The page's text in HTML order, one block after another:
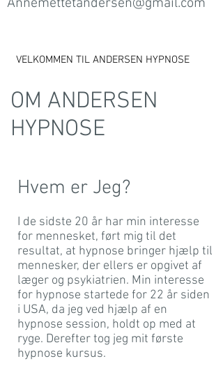
Annemettetandersen@gmail.com
VELKOMMEN TIL ANDERSEN HYPNOSE
OM ANDERSEN
HYPNOSE
Hvem er Jeg?
I de sidste 20 år har min interesse
for mennesket, ført mig til det
resultat, at hypnose bringer hjælp til
mennesker, der ellers er opgivet af
læger og psykiatrien. Min interesse
for hypnose startede for 22 år siden
i USA, da jeg ved hjælp af en
hypnose session, holdt op med at
ryge. Derefter tog jeg mit første
hypnose kursus.